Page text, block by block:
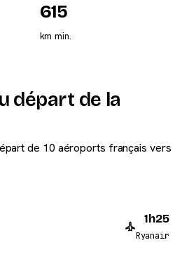
615
km min.
départ de la
de 10 aéroports français vers
1h25
Ryanair